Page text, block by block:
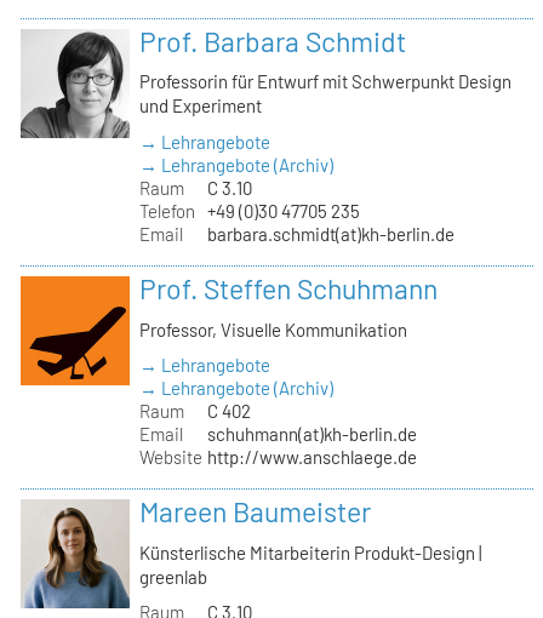
Prof. Barbara Schmidt
Professorin für Entwurf mit Schwerpunkt Design
und Experiment
→ Lehrangebote
→ Lehrangebote (Archiv)
Raum
C 3.10
Telefon
+49 (0)30 47705 235
Email
barbara.schmidt(at)kh-berlin.de
Prof. Steffen Schuhmann
Professor, Visuelle Kommunikation
→ Lehrangebote
→ Lehrangebote (Archiv)
Raum
C 402
Email
schuhmann(at)kh-berlin.de
Website http://www.anschlaege.de
Mareen Baumeister
Künsterlische Mitarbeiterin Produkt-Design |
greenlab
Raum
C 3.10